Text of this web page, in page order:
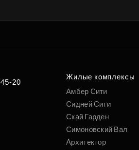
20
Жилые комплексы
Амбер Сити
Сидней Сити
Скай Гарден
Симоновский Вал
Архитектор